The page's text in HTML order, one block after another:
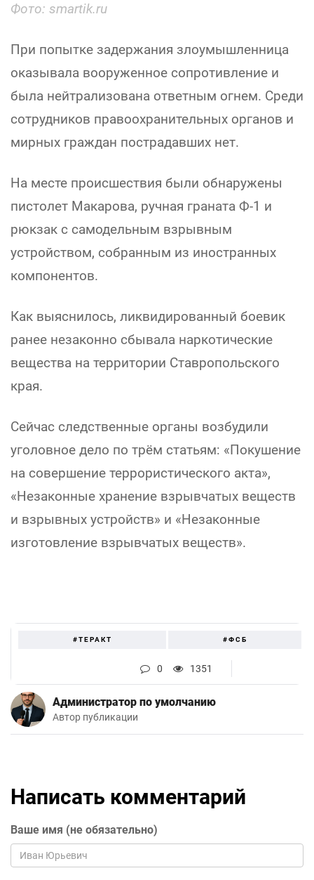
Фото: smartik.ru
При попытке задержания злоумышленница
оказывала вооруженное сопротивление и
была нейтрализована ответным огнем. Среди
сотрудников правоохранительных органов и
мирных граждан пострадавших нет.
На месте происшествия были обнаружены
пистолет Макарова, ручная граната Ф-1 и
рюкзак с самодельным взрывным
устройством, собранным из иностранных
компонентов.
Как выяснилось, ликвидированный боевик
ранее незаконно сбывала наркотические
вещества на территории Ставропольского
края.
Сейчас следственные органы возбудили
уголовное дело по трём статьям: «Покушение
на совершение террористического акта»,
«Незаконные хранение взрывчатых веществ
и взрывных устройств» и «Незаконные
изготовление взрывчатых веществ».
#ТЕРАКТ #ФСБ
0 1351
Администратор по умолчанию
Автор публикации
Написать комментарий
Ваше имя (не обязательно)